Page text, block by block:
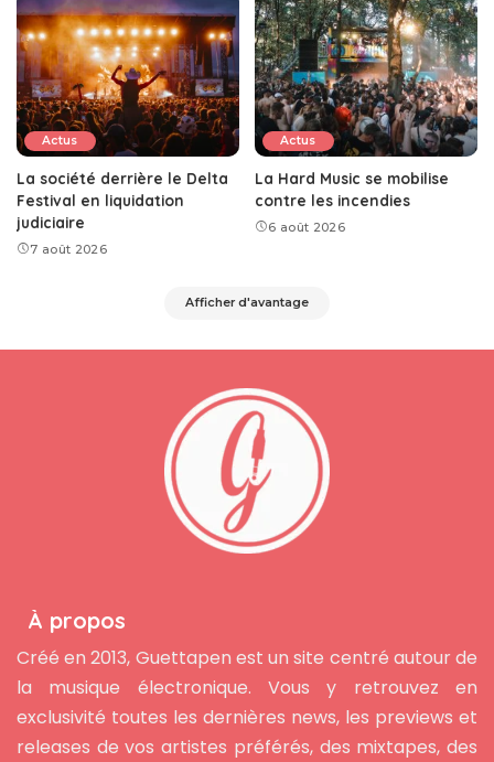
Actus
La société derrière le Delta
Festival en liquidation
judiciaire
7 août 2026
Actus
La Hard Music se mobilise
contre les incendies
6 août 2026
Afficher d'avantage
À propos
Créé en 2013, Guettapen est un site centré autour de
la musique électronique. Vous y retrouvez en
exclusivité toutes les dernières news, les previews et
releases de vos artistes préférés, des mixtapes, des